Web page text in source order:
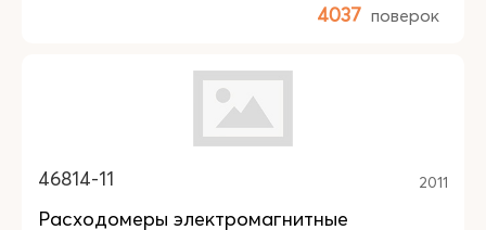
4037 поверок
46814-11 2011
Расходомеры электромагнитные